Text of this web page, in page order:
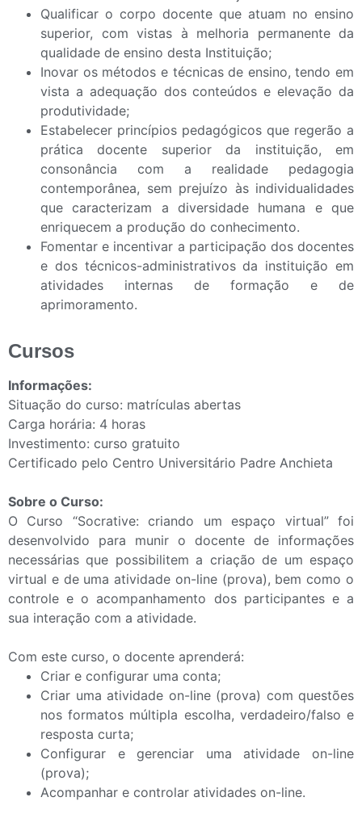
Qualificar o corpo docente que atuam no ensino
superior, com vistas à melhoria permanente da
qualidade de ensino desta Instituição;
Inovar os métodos e técnicas de ensino, tendo em
vista a adequação dos conteúdos e elevação da
produtividade;
Estabelecer princípios pedagógicos que regerão a
prática docente superior da instituição, em
consonância com a realidade pedagogia
contemporânea, sem prejuízo às individualidades
que caracterizam a diversidade humana e que
enriquecem a produção do conhecimento.
Fomentar e incentivar a participação dos docentes
e dos técnicos-administrativos da instituição em
atividades internas de formação e de
aprimoramento.
Cursos
Informações:
Situação do curso: matrículas abertas
Carga horária: 4 horas
Investimento: curso gratuito
Certificado pelo Centro Universitário Padre Anchieta
Sobre o Curso:
O Curso “Socrative: criando um espaço virtual” foi
desenvolvido para munir o docente de informações
necessárias que possibilitem a criação de um espaço
virtual e de uma atividade on-line (prova), bem como o
controle e o acompanhamento dos participantes e a
sua interação com a atividade.
Com este curso, o docente aprenderá:
Criar e configurar uma conta;
Criar uma atividade on-line (prova) com questões
nos formatos múltipla escolha, verdadeiro/falso e
resposta curta;
Configurar e gerenciar uma atividade on-line
(prova);
Acompanhar e controlar atividades on-line.